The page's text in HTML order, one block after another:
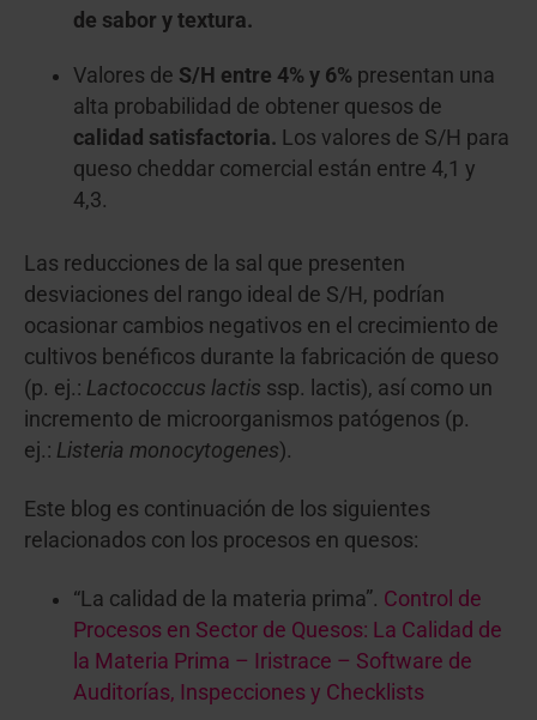
de sabor y textura.
Valores de S/H entre 4% y 6% presentan una
alta probabilidad de obtener quesos de
calidad satisfactoria. Los valores de S/H para
queso cheddar comercial están entre 4,1 y
4,3.
Las reducciones de la sal que presenten
desviaciones del rango ideal de S/H, podrían
ocasionar cambios negativos en el crecimiento de
cultivos benéficos durante la fabricación de queso
(p. ej.: Lactococcus lactis ssp. lactis), así como un
incremento de microorganismos patógenos (p.
ej.: Listeria monocytogenes).
Este blog es continuación de los siguientes
relacionados con los procesos en quesos:
“La calidad de la materia prima”. Control de
Procesos en Sector de Quesos: La Calidad de
la Materia Prima – Iristrace – Software de
Auditorías, Inspecciones y Checklists